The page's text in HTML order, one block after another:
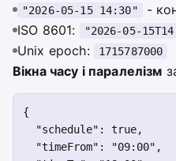
"2026-05-15 14:30"
-
ISO 8601:
"2026-05-
Unix epoch: 1715787000
Вікна часу і паралелізм
{